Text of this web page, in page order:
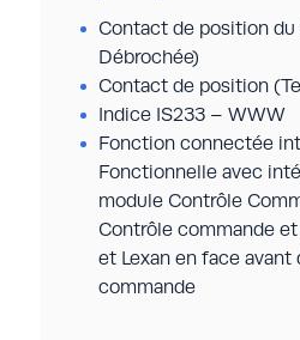
Contact de position
Débrochée)
Contact de position
Indice IS233 – WWW
Fonction connectée
Fonctionnelle avec
module Contrôle
Contrôle commande
et Lexan en face avant
commande